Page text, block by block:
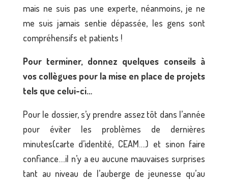
mais ne suis pas une experte, néanmoins, je ne
me suis jamais sentie dépassée, les gens sont
compréhensifs et patients !
Pour terminer, donnez quelques conseils à
vos collègues pour la mise en place de projets
tels que celui-ci…
Pour le dossier, s’y prendre assez tôt dans l’année
pour éviter les problèmes de dernières
minutes(carte d’identité, CEAM….) et sinon faire
confiance….il n’y a eu aucune mauvaises surprises
tant au niveau de l’auberge de jeunesse qu’au